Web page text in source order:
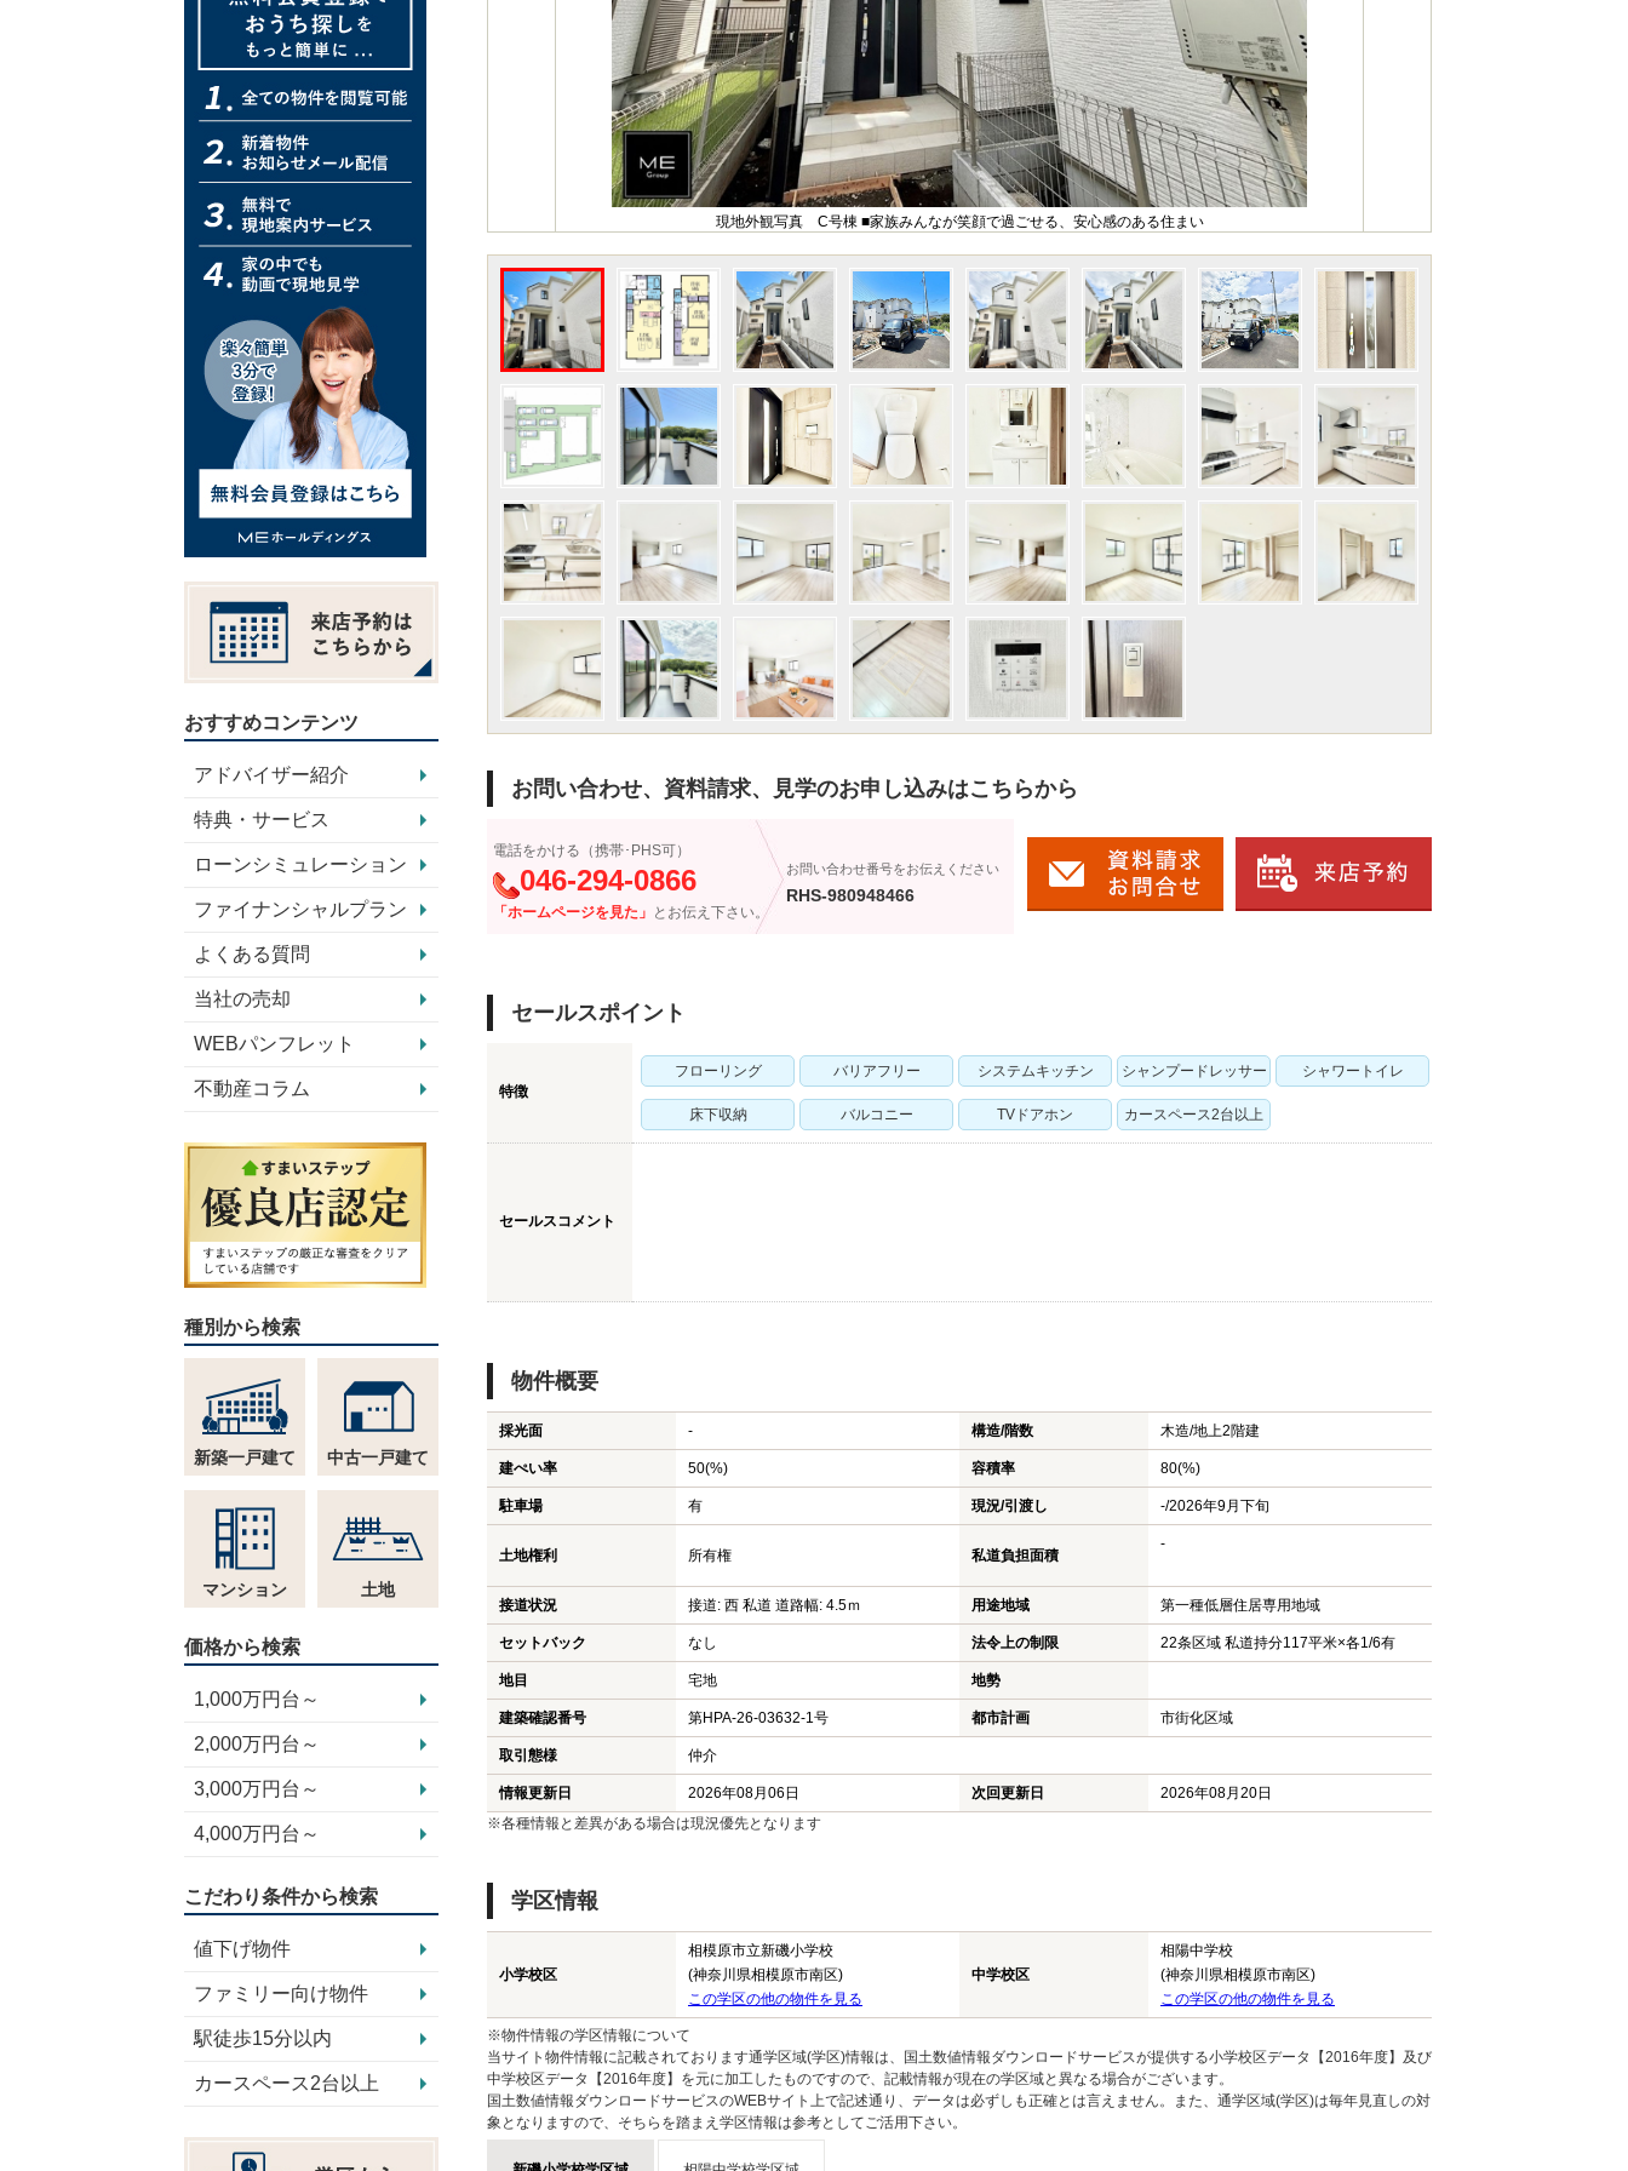
現地外観写真 C号棟 ■家族みんなが笑顔で過ごせる、安心感のある住まい
お問い合わせ、資料請求、見学のお申し込みはこちらから
電話をかける（携帯･PHS可）
046-294-0866
「ホームページを見た」 とお伝え下さい。
お問い合わせ番号をお伝えください
RHS-980948466
セールスポイント
特徴
フローリング バリアフリー システムキッチン シャンプードレッサー シャワートイレ
床下収納 バルコニー TVドアホン カースペース2台以上
セールスコメント
物件概要
採光面 - 構造/階数 木造/地上2階建
建ぺい率 50(%) 容積率 80(%)
駐車場 有 現況/引渡し -/2026年9月下旬
土地権利 所有権 私道負担面積
-
接道状況 接道: 西 私道 道路幅: 4.5ｍ 用途地域 第一種低層住居専用地域
セットバック なし 法令上の制限 22条区域 私道持分117平米×各1/6有
地目 宅地 地勢
建築確認番号 第HPA-26-03632-1号 都市計画 市街化区域
取引態様 仲介
情報更新日 2026年08月06日 次回更新日
2026年08月20日
※各種情報と差異がある場合は現況優先となります
学区情報
小学校区
相模原市立新磯小学校
(神奈川県相模原市南区)
この学区の他の物件を見る
中学校区
相陽中学校
(神奈川県相模原市南区)
この学区の他の物件を見る
※物件情報の学区情報について
当サイト物件情報に記載されております通学区域(学区)情報は、国土数値情報ダウンロードサービスが提供する小学校区データ【2016年度】及び
中学校区データ【2016年度】を元に加工したものですので、記載情報が現在の学区域と異なる場合がございます。
国土数値情報ダウンロードサービスのWEBサイト上で記述通り、データは必ずしも正確とは言えません。また、通学区域(学区)は毎年見直しの対
象となりますので、そちらを踏まえ学区情報は参考としてご活用下さい。
おすすめコンテンツ
アドバイザー紹介
特典・サービス
ローンシミュレーション
ファイナンシャルプラン
よくある質問
当社の売却
WEBパンフレット
不動産コラム
種別から検索
新築一戸建て 中古一戸建て
マンション 土地
価格から検索
1,000万円台～
2,000万円台～
3,000万円台～
4,000万円台～
こだわり条件から検索
値下げ物件
ファミリー向け物件
駅徒歩15分以内
カースペース2台以上